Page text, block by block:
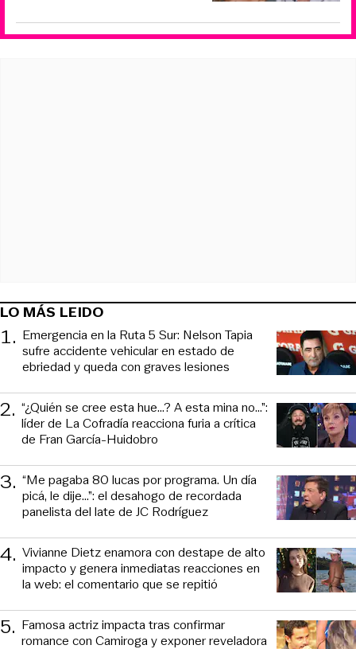
LO MÁS LEIDO
1. Emergencia en la Ruta 5 Sur: Nelson Tapia
sufre accidente vehicular en estado de
ebriedad y queda con graves lesiones
2. “¿Quién se cree esta hue...? A esta mina no...”:
líder de La Cofradía reacciona furia a crítica
de Fran García-Huidobro
3. “Me pagaba 80 lucas por programa. Un día
picá, le dije...”: el desahogo de recordada
panelista del late de JC Rodríguez
4. Vivianne Dietz enamora con destape de alto
impacto y genera inmediatas reacciones en
la web: el comentario que se repitió
5. Famosa actriz impacta tras confirmar
romance con Camiroga y exponer reveladora